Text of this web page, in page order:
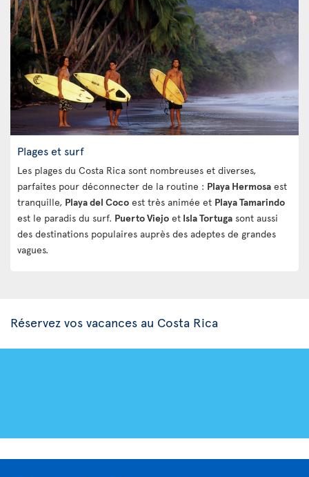
Plages et surf
Les plages du Costa Rica sont nombreuses et diverses,
parfaites pour déconnecter de la routine : Playa Hermosa est
tranquille, Playa del Coco est très animée et Playa Tamarindo
est le paradis du surf. Puerto Viejo et Isla Tortuga sont aussi
des destinations populaires auprès des adeptes de grandes
vagues.
Réservez vos vacances au Costa Rica